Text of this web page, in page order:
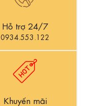
Hỗ trợ 24/7
0934.553.122
Khuyến mãi